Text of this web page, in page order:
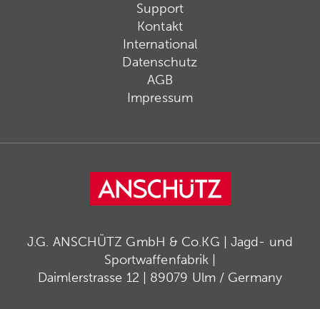
Support
Kontakt
International
Datenschutz
AGB
Impressum
J.G. ANSCHÜTZ GmbH & Co.KG | Jagd- und
Sportwaffenfabrik |
Daimlerstrasse 12 | 89079 Ulm / Germany